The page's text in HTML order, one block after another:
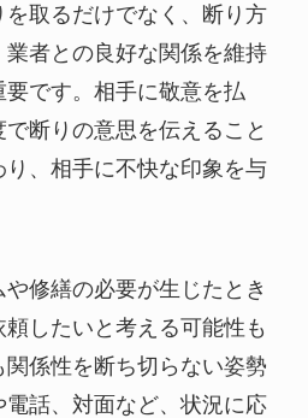
を取るだけでなく、断り方
者との良好な関係を維持
です。相手に敬意を払
断りの意思を伝えること
、相手に不快な印象を与
修繕の必要が生じたとき
したいと考える可能性も
係性を断ち切らない姿勢
話、対面など、状況に応